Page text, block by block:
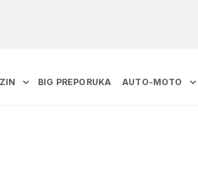
BIG PREPORUKA AUTO-MOTO